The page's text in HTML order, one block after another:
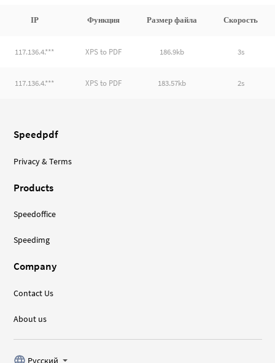
IP Функция Размер файла Скорость
117.136.4.*** XPS to PDF 186.9kb 3s
117.136.4.*** XPS to PDF 183.57kb 2s
Speedpdf
Privacy & Terms
Products
Speedoffice
Speedimg
Company
Contact Us
About us
Pусский